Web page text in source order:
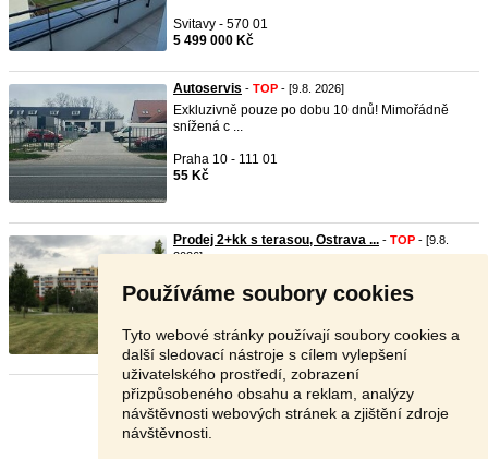
Používáme soubory cookies
Tyto webové stránky používají soubory cookies a
další sledovací nástroje s cílem vylepšení
uživatelského prostředí, zobrazení
přizpůsobeného obsahu a reklam, analýzy
návštěvnosti webových stránek a zjištění zdroje
návštěvnosti.
Svitavy - 570 01
5 499 000 Kč
Autoservis - TOP - [9.8. 2026]
Exkluzivně pouze po dobu 10 dnů! Mimořádně
snížená c ...
Praha 10 - 111 01
55 Kč
Prodej 2+kk s terasou, Ostrava ... - TOP - [9.8.
2026]
1 Kč
Stránka: 1 2 3 Další